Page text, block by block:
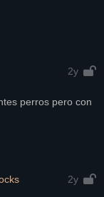
2y
perros pero con
2y